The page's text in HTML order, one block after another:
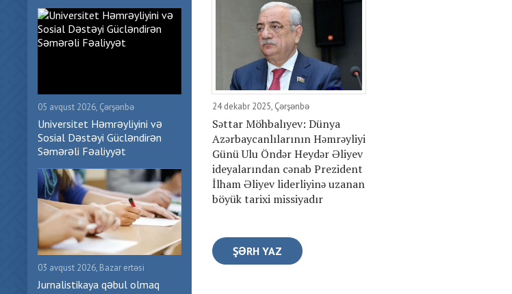
05 avqust 2026, Çərşənbə
Universitet Həmrəyliyini və
Sosial Dəstəyi Gücləndirən
Səmərəli Fəaliyyət
03 avqust 2026, Bazar ertəsi
Jurnalistikaya qəbul olmaq
24 dekabr 2025, Çərşənbə
Səttar Möhbalıyev: Dünya
Azərbaycanlılarının Həmrəyliyi
Günü Ulu Öndər Heydər Əliyev
ideyalarından cənab Prezident
İlham Əliyev liderliyinə uzanan
böyük tarixi missiyadır
ŞƏRH YAZ